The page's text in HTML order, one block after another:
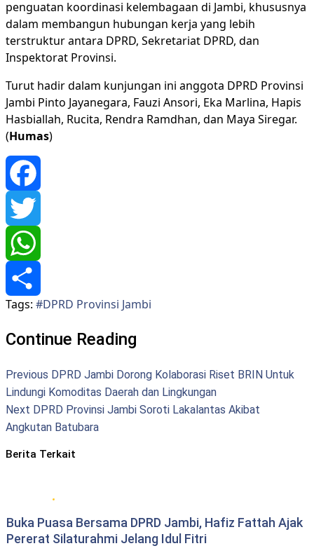
penguatan koordinasi kelembagaan di Jambi, khususnya
dalam membangun hubungan kerja yang lebih
terstruktur antara DPRD, Sekretariat DPRD, dan
Inspektorat Provinsi.
Turut hadir dalam kunjungan ini anggota DPRD Provinsi
Jambi Pinto Jayanegara, Fauzi Ansori, Eka Marlina, Hapis
Hasbiallah, Rucita, Rendra Ramdhan, dan Maya Siregar.
(Humas)
Facebook
Twitter
WhatsApp
Share
Tags: #DPRD Provinsi Jambi
Continue Reading
Previous DPRD Jambi Dorong Kolaborasi Riset BRIN Untuk
Lindungi Komoditas Daerah dan Lingkungan
Next DPRD Provinsi Jambi Soroti Lakalantas Akibat
Angkutan Batubara
Berita Terkait
Buka Puasa Bersama DPRD Jambi, Hafiz Fattah Ajak
Pererat Silaturahmi Jelang Idul Fitri